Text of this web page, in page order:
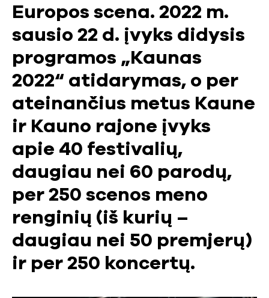
Europos scena. 2022 m.
sausio 22 d. įvyks didysis
programos „Kaunas
2022“ atidarymas, o per
ateinančius metus Kaune
ir Kauno rajone įvyks
apie 40 festivalių,
daugiau nei 60 parodų,
per 250 scenos meno
renginių (iš kurių –
daugiau nei 50 premjerų)
ir per 250 koncertų.